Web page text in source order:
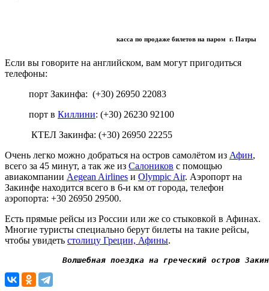
касса по продаже билетов на паром г. Патры
Если вы говорите на английском, вам могут пригодиться
телефоны:
порт Закинфа: (+30) 26950 22083
порт в Киллини: (+30) 26230 92100
КТЕЛ Закинфа: (+30) 26950 22255
Очень легко можно добраться на остров самолётом из Афин,
всего за 45 минут, а так же из Салоников с помощью
авиакомпании Aegean Airlines и Olympic Air. Аэропорт на
Закинфе находится всего в 6-и км от города, телефон
аэропорта: +30 26950 29500.
Есть прямые рейсы из России или же со стыковкой в Афинах.
Многие туристы специально берут билеты на такие рейсы,
чтобы увидеть столицу Греции, Афины.
Волшебная поездка на греческий остров